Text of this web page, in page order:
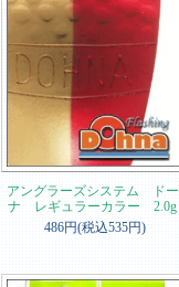
アングラーズシステム ドー
ナ レギュラーカラー 2.0g
486円(税込535円)